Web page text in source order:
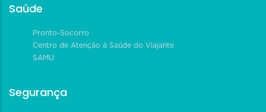
Saúde
Pronto-Socorro
Centro de Atenção à Saúde do Viajante
SAMU
Segurança